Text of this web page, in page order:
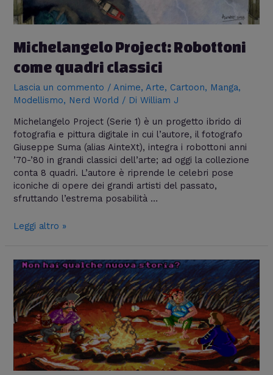
Michelangelo Project: Robottoni
come quadri classici
Lascia un commento / Anime, Arte, Cartoon, Manga,
Modellismo, Nerd World / DiWilliam J
Michelangelo Project (Serie 1) è un progetto ibrido di
fotografia e pittura digitale in cui l’autore, il fotografo
Giuseppe Suma (alias AinteXt), integra i robottoni anni
’70-’80 in grandi classici dell’arte; ad oggi la collezione
conta 8 quadri. L’autore è riprende le celebri pose
iconiche di opere dei grandi artisti del passato,
sfruttando l’estrema posabilità …
Leggi altro »